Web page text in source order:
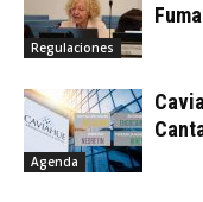
Regulaciones
Agenda